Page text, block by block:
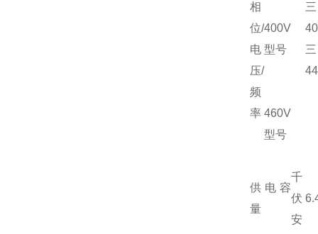
相
位/
电
压/
频
率
400V
型号
460V
型号
供电容
量
千
伏
安